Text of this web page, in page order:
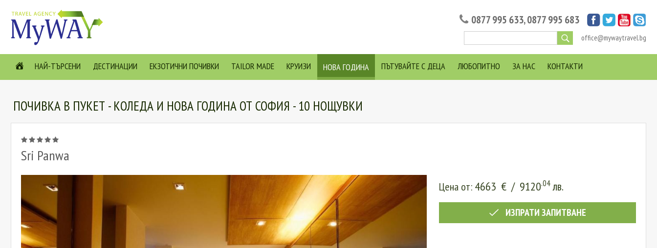
0877 995 633,0877 995 683
office@mywaytravel.bg
НАЙ-ТЪРСЕНИ ДЕСТИНАЦИИ ЕКЗОТИЧНИ ПОЧИВКИ TAILOR MADE КРУИЗИ НОВА ГОДИНА ПЪТУВАЙТЕ С ДЕЦА ЛЮБОПИТНО ЗА НАС КОНТАКТИ
ПОЧИВКА В ПУКЕТ - КОЛЕДА И НОВА ГОДИНА ОТ СОФИЯ - 10 НОЩУВКИ
Sri Panwa
Цена от: 4663 € / 9120.04лв.
ИЗПРАТИ ЗАПИТВАНЕ